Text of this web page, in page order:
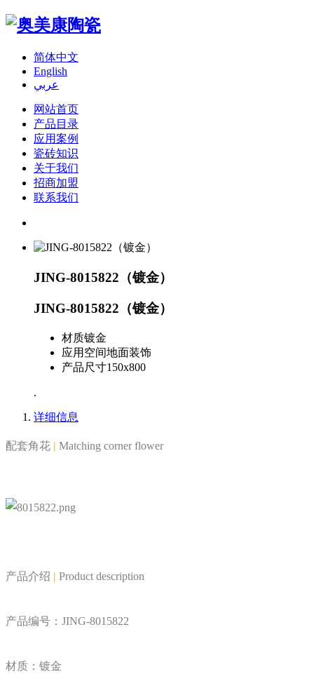
简体中文
English
عربي
网站首页
产品目录
应用案例
瓷砖知识
关于我们
招商加盟
联系我们
JING-8015822（镀金）
JING-8015822（镀金）
材质镀金
应用空间地面装饰
产品尺寸150x800
.
详细信息
配套角花 | Matching corner flower
产品介绍 | Product description
产品编号：JING-8015822
材质：镀金